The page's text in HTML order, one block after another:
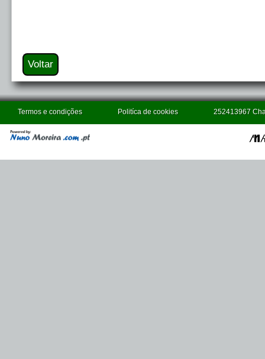
Termos e condições Politíca de cookies 252413967